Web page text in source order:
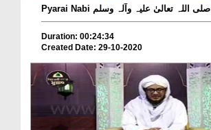
Duration: 00:24:34
Created Date: 29-10-2020